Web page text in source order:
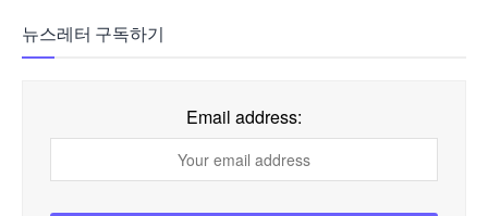
뉴스레터 구독하기
Email address: